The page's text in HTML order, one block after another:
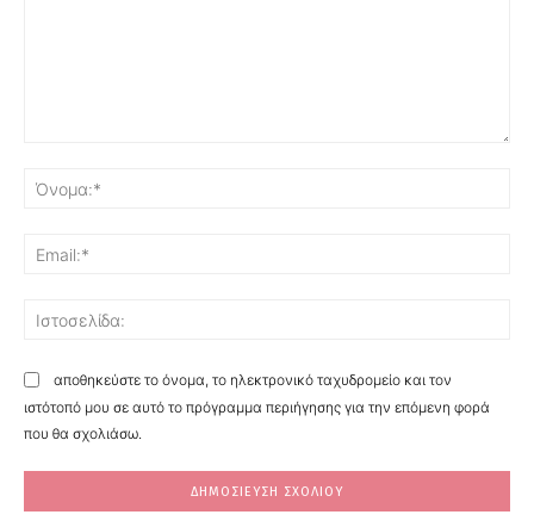
αποθηκεύστε το όνομα, το ηλεκτρονικό ταχυδρομείο και τον
ιστότοπό μου σε αυτό το πρόγραμμα περιήγησης για την επόμενη φορά
που θα σχολιάσω.